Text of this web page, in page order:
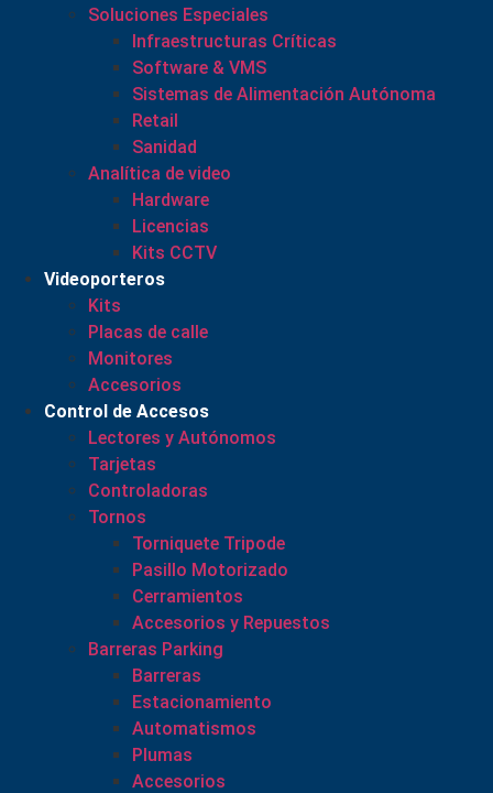
Soluciones Especiales
Infraestructuras Críticas
Software & VMS
Sistemas de Alimentación Autónoma
Retail
Sanidad
Analítica de video
Hardware
Licencias
Kits CCTV
Videoporteros
Kits
Placas de calle
Monitores
Accesorios
Control de Accesos
Lectores y Autónomos
Tarjetas
Controladoras
Tornos
Torniquete Tripode
Pasillo Motorizado
Cerramientos
Accesorios y Repuestos
Barreras Parking
Barreras
Estacionamiento
Automatismos
Plumas
Accesorios